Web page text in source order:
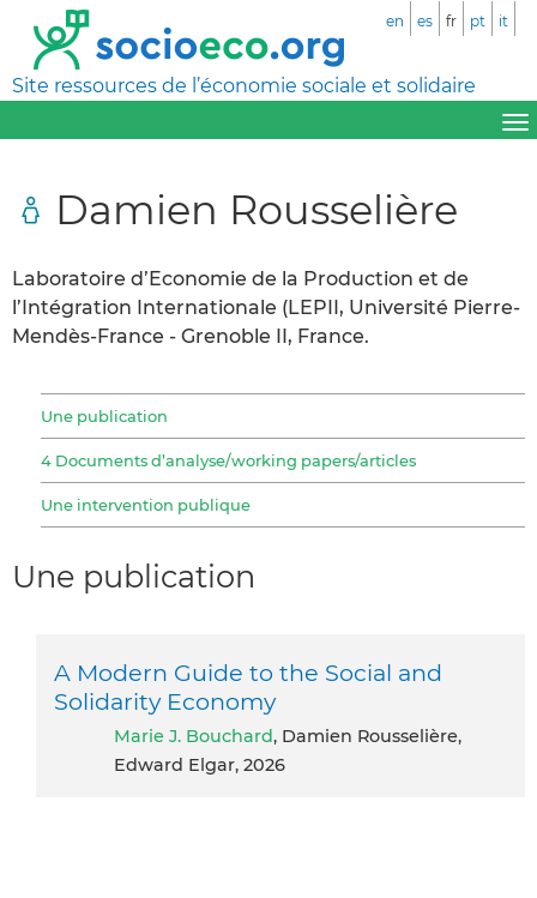
Site ressources de l’économie sociale et solidaire
en es fr pt it
Damien Rousselière
Laboratoire d’Economie de la Production et de
l’Intégration Internationale (LEPII, Université Pierre-
Mendès-France - Grenoble II, France.
Une publication
4 Documents d’analyse/working papers/articles
Une intervention publique
Une publication
A Modern Guide to the Social and
Solidarity Economy
Marie J. Bouchard, Damien Rousselière,
Edward Elgar, 2026